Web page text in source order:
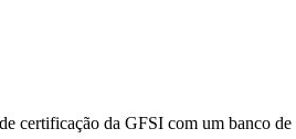
certificação da GFSI com um banco